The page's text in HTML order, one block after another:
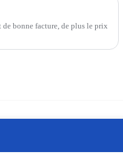
bonne facture, de plus le prix